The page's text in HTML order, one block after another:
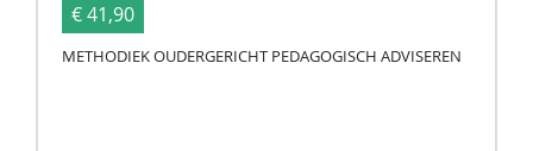
€ 41,90
METHODIEK OUDERGERICHT PEDAGOGISCH ADVISEREN